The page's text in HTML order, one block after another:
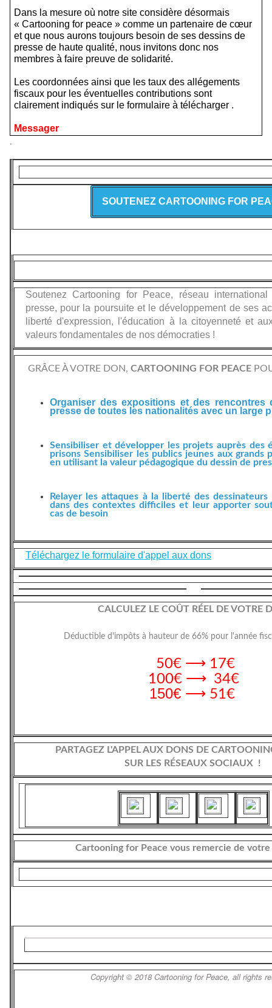
Dans la mesure où notre site considère désormais
« Cartooning for peace » comme un partenaire de cœur
et que nous aurons toujours besoin de ses dessins de
presse de haute qualité, nous invitons donc nos
membres à faire preuve de solidarité.
Les coordonnées ainsi que les taux des allégements
fiscaux pour les éventuelles contributions sont
clairement indiqués sur le formulaire à télécharger .
Messager
SOUTENEZ CARTOONING FOR
Soutenez Cartooning for Peace, réseau
presse, pour la poursuite et le développement de ses
liberté d'expression, l'éducation à la citoyenneté et
valeurs fondamentales de nos démocraties !
GRÂCE À VOTRE DON, CARTOONING FOR PEACE
Organiser des expositions et des rencontres
presse de toutes les nationalités avec un large
Sensibiliser et développer les projets auprès des
prisons Sensibiliser les publics jeunes aux grands
en utilisant la valeur pédagogique du dessin de
Relayer les attaques à la liberté des
dans des contextes difficiles et leur apporter
cas de besoin
Téléchargez le formulaire d'appel aux dons
CALCULEZ LE COÛT RÉEL DE VOTRE
Déductible d'impôts à hauteur de 66% pour l'année
50€ ⟶ 17€
100€ ⟶ 34€
150€ ⟶ 51€
PARTAGEZ L'APPEL AUX DONS DE
SUR LES RÉSEAUX SOCIAUX !
Cartooning for Peace vous remercie de
Copyright © 2018 Cartooning for Peace, all rights